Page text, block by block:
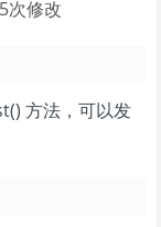
次修改
方法，可以发